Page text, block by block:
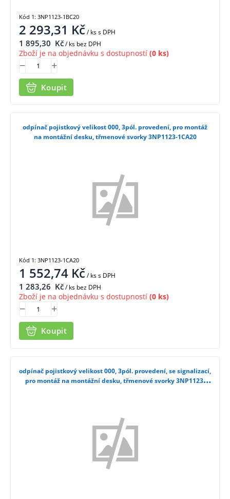
2 293,31 Kč/ kss DPH
1 895,30 Kč/ ks bez DPH
Zboží je na objednávku s dostupností (0 ks)
Koupit
Kód 1: 3NP1123-1BC20
odpínač pojistkový velikost 000, 3pól. provedení, pro montáž
na montážní desku, třmenové svorky 3NP1123-1CA20
1 552,74 Kč/ kss DPH
1 283,26 Kč/ ks bez DPH
Zboží je na objednávku s dostupností (0 ks)
Koupit
Kód 1: 3NP1123-1CA20
odpínač pojistkový velikost 000, 3pól. provedení, se signalizací,
pro montáž na montážní desku, třmenové svorky 3NP1123-